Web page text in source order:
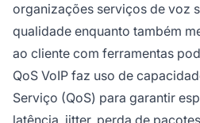
organizações serviços de voz
qualidade enquanto também
ao cliente com ferramentas
QoS VoIP faz uso de
Serviço (QoS) para garantir